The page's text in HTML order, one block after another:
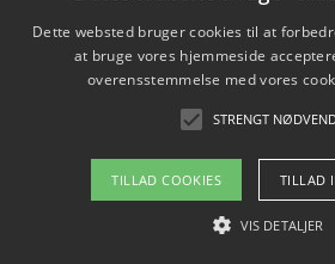
Hvordan nyheder om CO2-
hverdag
Om / kontakt
Blog
Dette websted bruger cookies til at
at bruge vores hjemmeside
overensstemmelse med vores
STRENGT
TILLAD COOKIES TILLAD
VIS DETALJER